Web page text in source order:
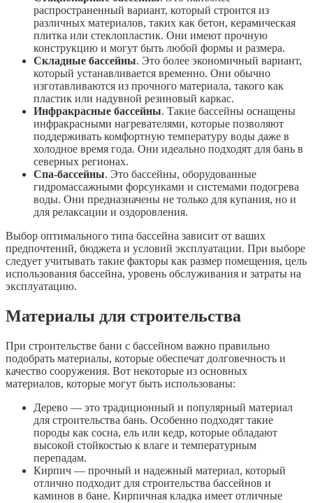
распространенный вариант, который строится из
различных материалов, таких как бетон, керамическая
плитка или стеклопластик. Они имеют прочную
конструкцию и могут быть любой формы и размера.
Складные бассейны. Это более экономичный вариант,
который устанавливается временно. Они обычно
изготавливаются из прочного материала, такого как
пластик или надувной резиновый каркас.
Инфракрасные бассейны. Такие бассейны оснащены
инфракрасными нагревателями, которые позволяют
поддерживать комфортную температуру воды даже в
холодное время года. Они идеально подходят для бань в
северных регионах.
Спа-бассейны. Это бассейны, оборудованные
гидромассажными форсунками и системами подогрева
воды. Они предназначены не только для купания, но и
для релаксации и оздоровления.
Выбор оптимального типа бассейна зависит от ваших
предпочтений, бюджета и условий эксплуатации. При выборе
следует учитывать такие факторы как размер помещения, цель
использования бассейна, уровень обслуживания и затраты на
эксплуатацию.
Материалы для строительства
При строительстве бани с бассейном важно правильно
подобрать материалы, которые обеспечат долговечность и
качество сооружения. Вот некоторые из основных
материалов, которые могут быть использованы:
Дерево — это традиционный и популярный материал
для строительства бань. Особенно подходят такие
породы как сосна, ель или кедр, которые обладают
высокой стойкостью к влаге и температурным
перепадам.
Кирпич — прочный и надежный материал, который
отлично подходит для строительства бассейнов и
каминов в бане. Кирпичная кладка имеет отличные